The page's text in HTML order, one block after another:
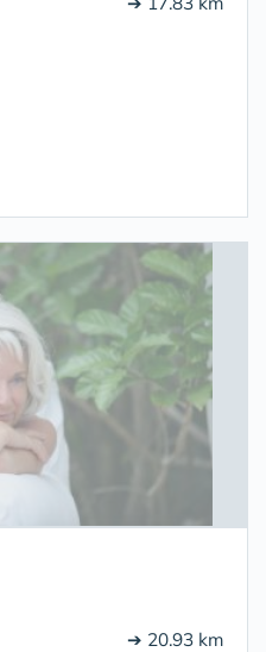
➔ 20.93 km